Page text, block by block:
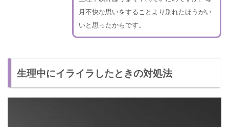
月不快な思いをすることより別れたほうがい
いと思ったからです。
生理中にイライラしたときの対処法